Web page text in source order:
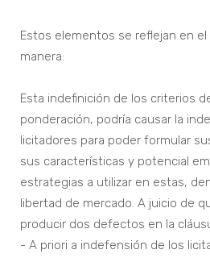
Estos elementos se reflejan en
manera:
Esta indefinición de los criterios
ponderación, podría causar la
licitadores para poder formular
sus características y potencial
estrategias a utilizar en estas,
libertad de mercado. A juicio de
producir dos defectos en la
- A priori a indefensión de los